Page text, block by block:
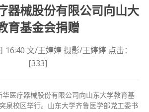
器械股份有限公司向山大
育基金会捐赠
16:40 文/王婷婷 摄影/王婷婷 点击：
[333]
华医疗器械股份有限公司向山东大学教育基
泉校区举行。山东大学齐鲁医学部党工委书